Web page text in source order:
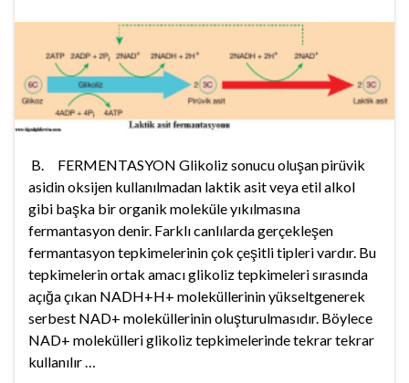
B. FERMENTASYON Glikoliz sonucu oluşan pirüvik
asidin oksijen kullanılmadan laktik asit veya etil alkol
gibi başka bir organik moleküle yıkılmasına
fermantasyon denir. Farklı canlılarda gerçekleşen
fermantasyon tepkimelerinin çok çeşitli tipleri vardır. Bu
tepkimelerin ortak amacı glikoliz tepkimeleri sırasında
açığa çıkan NADH+H+ moleküllerinin yükseltgenerek
serbest NAD+ moleküllerinin oluşturulmasıdır. Böylece
NAD+ molekülleri glikoliz tepkimelerinde tekrar tekrar
kullanılır …